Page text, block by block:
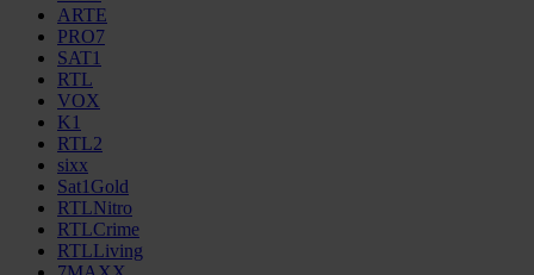
ARTE
PRO7
SAT1
RTL
VOX
K1
RTL2
sixx
Sat1Gold
RTLNitro
RTLCrime
RTLLiving